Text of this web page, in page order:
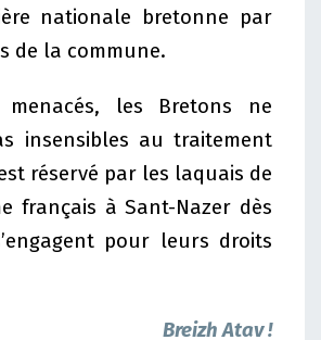
nationale bretonne par
de la commune.
les Bretons ne
insensibles au traitement
réservé par les laquais de
français à Sant-Nazer dès
pour leurs droits
Breizh Atav !